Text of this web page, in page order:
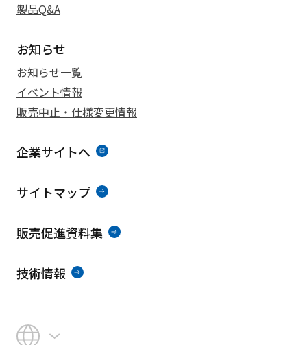
製品Q&A
お知らせ
お知らせ一覧
イベント情報
販売中止・仕様変更情報
企業サイトへ
サイトマップ
販売促進資料集
技術情報